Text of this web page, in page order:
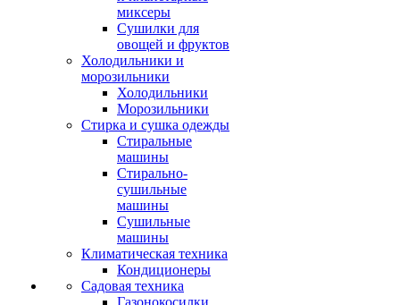
миксеры
Сушилки для
овощей и фруктов
Холодильники и
морозильники
Холодильники
Морозильники
Стирка и сушка одежды
Стиральные
машины
Стирально-
сушильные
машины
Сушильные
машины
Климатическая техника
Кондиционеры
Садовая техника
Газонокосилки